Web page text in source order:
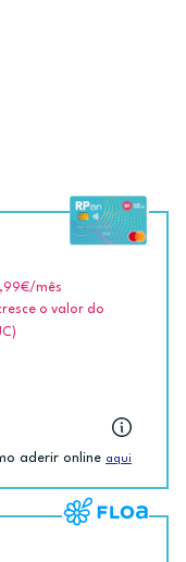
/mês
o valor do
aderir online aqui